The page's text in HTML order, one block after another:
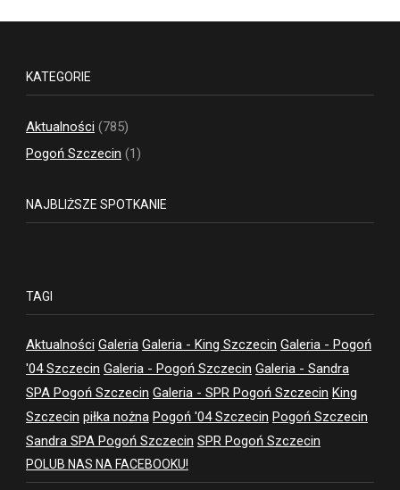
KATEGORIE
Aktualności (785)
Pogoń Szczecin (1)
NAJBLIŻSZE SPOTKANIE
TAGI
Aktualności Galeria Galeria - King Szczecin Galeria - Pogoń
'04 Szczecin Galeria - Pogoń Szczecin Galeria - Sandra
SPA Pogoń Szczecin Galeria - SPR Pogoń Szczecin King
Szczecin piłka nożna Pogoń '04 Szczecin Pogoń Szczecin
Sandra SPA Pogoń Szczecin SPR Pogoń Szczecin
POLUB NAS NA FACEBOOKU!